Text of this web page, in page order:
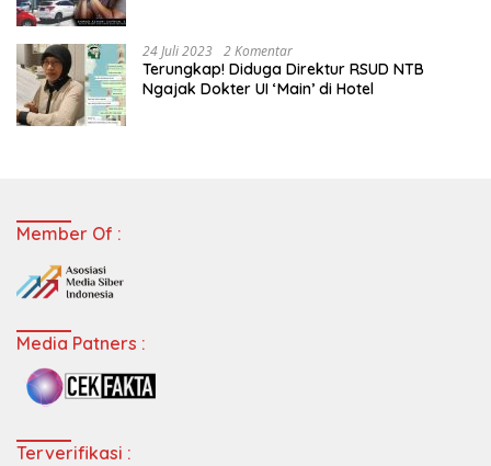
24 Juli 2023 2 Komentar
Terungkap! Diduga Direktur RSUD NTB
Ngajak Dokter UI ‘Main’ di Hotel
Member Of :
Media Patners :
Terverifikasi :